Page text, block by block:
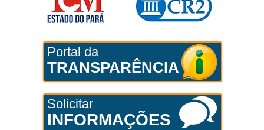
Portal da
TRANSPARÊNCIA
Solicitar
INFORMAÇÕES